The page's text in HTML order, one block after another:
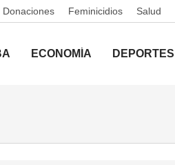
Donaciones Feminicidios Salud
ECONOMÍA DEPORTES